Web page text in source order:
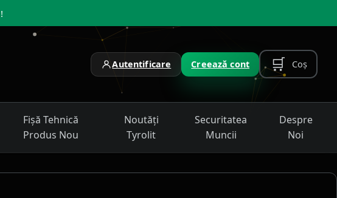
!
Autentificare Creează cont 🛒 Coș
Fișă Tehnică
Produs Nou
Noutăți
Tyrolit
Securitatea
Muncii
Despre
Noi